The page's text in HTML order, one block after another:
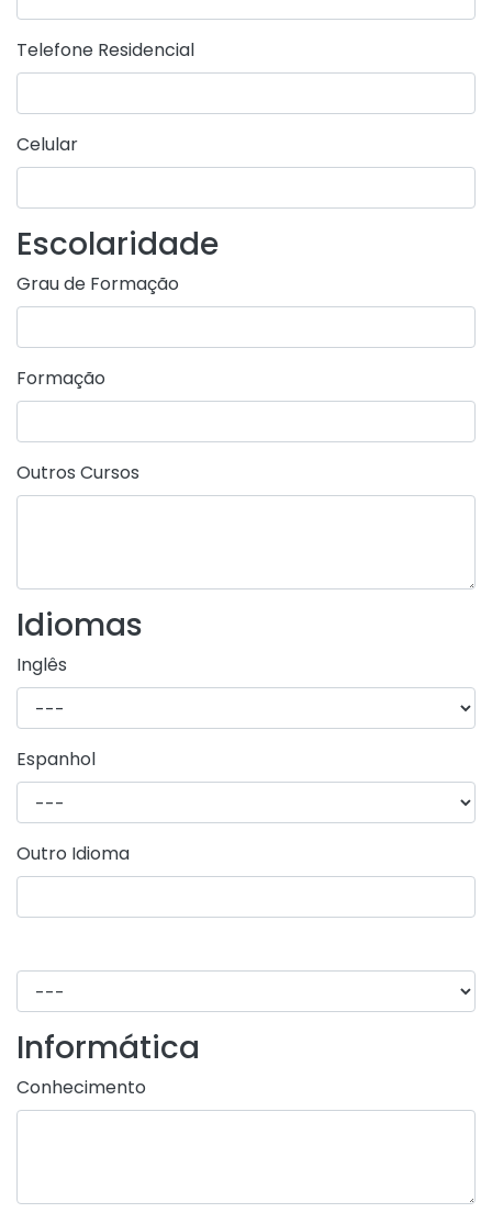
Telefone Residencial
Celular
Escolaridade
Grau de Formação
Formação
Outros Cursos
Idiomas
Inglês
Espanhol
Outro Idioma
Informática
Conhecimento